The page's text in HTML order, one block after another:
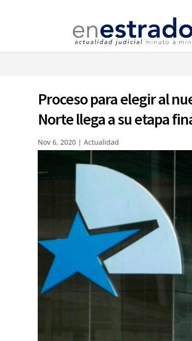
Proceso para elegir al
Norte llega a su etapa
Nov 6, 2020 |Actualidad